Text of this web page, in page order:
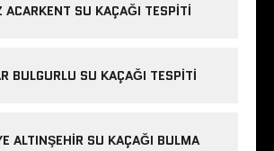
ACARKENT SU KAÇAĞI TESPITI
BULGURLU SU KAÇAĞI TESPITI
ALTINŞEHIR SU KAÇAĞI BULMA